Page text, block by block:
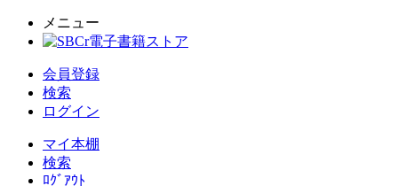
メニュー
会員登録
検索
ログイン
マイ本棚
検索
ﾛｸﾞｱｳﾄ